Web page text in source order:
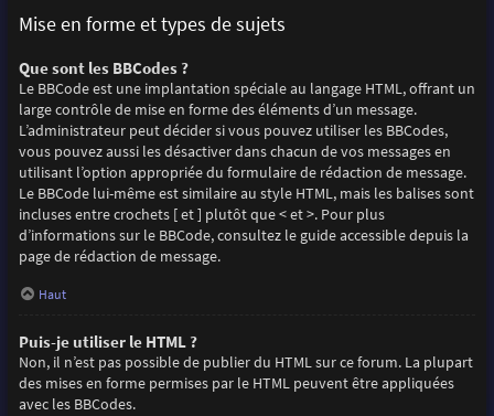
Mise en forme et types de sujets
Que sont les BBCodes ?
Le BBCode est une implantation spéciale au langage HTML, offrant un
large contrôle de mise en forme des éléments d’un message.
L’administrateur peut décider si vous pouvez utiliser les BBCodes,
vous pouvez aussi les désactiver dans chacun de vos messages en
utilisant l’option appropriée du formulaire de rédaction de message.
Le BBCode lui-même est similaire au style HTML, mais les balises sont
incluses entre crochets [ et ] plutôt que < et >. Pour plus
d’informations sur le BBCode, consultez le guide accessible depuis la
page de rédaction de message.
Haut
Puis-je utiliser le HTML ?
Non, il n’est pas possible de publier du HTML sur ce forum. La plupart
des mises en forme permises par le HTML peuvent être appliquées
avec les BBCodes.